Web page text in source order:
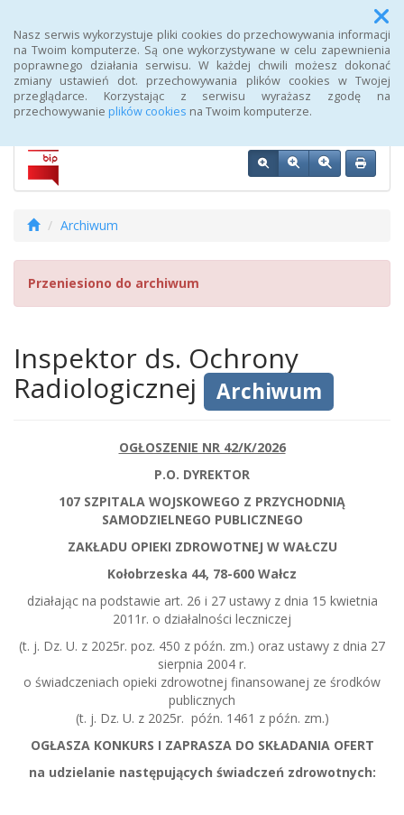
Nasz serwis wykorzystuje pliki cookies do przechowywania informacji
na Twoim komputerze. Są one wykorzystywane w celu zapewnienia
poprawnego działania serwisu. W każdej chwili możesz dokonać
zmiany ustawień dot. przechowywania plików cookies w Twojej
przeglądarce. Korzystając z serwisu wyrażasz zgodę na
przechowywanie plików cookies na Twoim komputerze.
Menu
Biuletyn Informacji Publicznej 107 Szpitala Wojskowego z
Przychodnią SPZOZ w Wałczu
Archiwum
Przeniesiono do archiwum
Inspektor ds. Ochrony
Radiologicznej
Archiwum
OGŁOSZENIE NR 42/K/2026
P.O. DYREKTOR
107 SZPITALA WOJSKOWEGO Z PRZYCHODNIĄ
SAMODZIELNEGO PUBLICZNEGO
ZAKŁADU OPIEKI ZDROWOTNEJ W WAŁCZU
Kołobrzeska 44, 78-600 Wałcz
działając na podstawie art. 26 i 27 ustawy z dnia 15 kwietnia
2011r. o działalności leczniczej
(t. j. Dz. U. z 2025r. poz. 450 z późn. zm.) oraz ustawy z dnia 27
sierpnia 2004 r.
o świadczeniach opieki zdrowotnej finansowanej ze środków
publicznych
(t. j. Dz. U. z 2025r. późn. 1461 z późn. zm.)
OGŁASZA KONKURS I ZAPRASZA DO SKŁADANIA OFERT
na udzielanie następujących świadczeń zdrowotnych: